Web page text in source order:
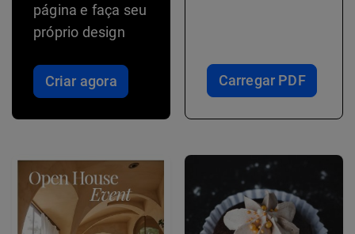
página e faça seu
próprio design
Criar agora Carregar PDF